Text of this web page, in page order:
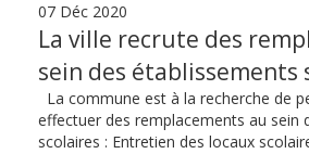
07 Déc 2020
La ville recrute des
sein des établissements
La commune est à la recherche de
effectuer des remplacements au sein
scolaires : Entretien des locaux